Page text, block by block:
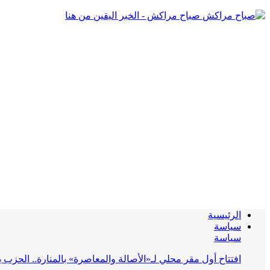
صباح مراكش - الخبر اليقين من هنا
الرئيسية
سياسة
سياسة
افتتاح أول مقر محلي لـ«الأصالة والمعاصرة» بالمنارة..